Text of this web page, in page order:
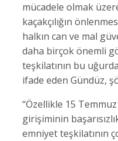
mücadele olmak
kaçakçılığın
halkın can ve mal
daha birçok önemli
teşkilatının bu
ifade eden Gündüz,
“Özellikle 15
girişiminin
emniyet teşkilatının